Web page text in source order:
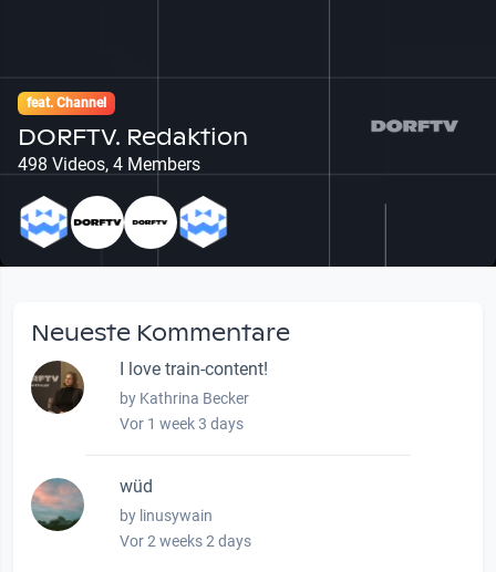
feat. Channel
DORFTV. Redaktion
498 Videos, 4 Members
Neueste Kommentare
I love train-content!
by Kathrina Becker
Vor 1 week 3 days
wüd
by linusywain
Vor 2 weeks 2 days